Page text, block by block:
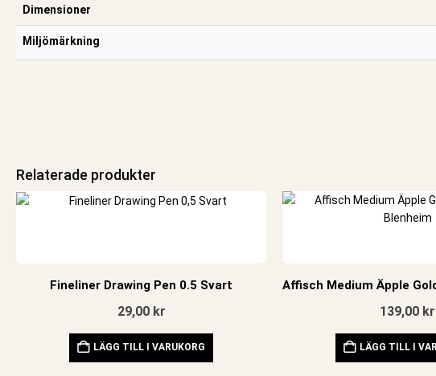
Dimensioner
Miljömärkning
Relaterade produkter
Fineliner Drawing Pen 0.5 Svart
29,00 kr
LÄGG TILL I VARUKORG
139,00 kr
LÄGG TILL I